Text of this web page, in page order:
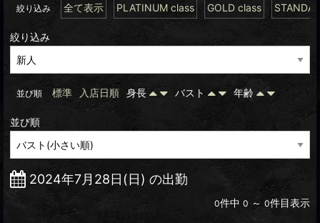
絞り込み 全て表示 PLATINUM class GOLD class
絞り込み
並び順 標準 入店日順 身長 バスト 年齢
並び順
2024年7月28日(日) の出勤
0件中 0 ～ 0件目表示